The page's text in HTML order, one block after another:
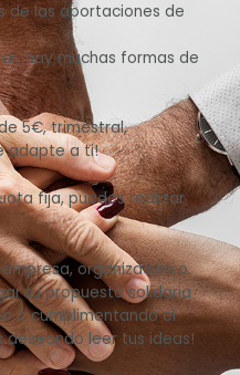
de las aportaciones de
hay muchas formas de
5€, trimestral,
adapte a ti!
fija, puedes realizar
empresa, organización o
tu propuesta solidaria
o cumplimentando el
deseando leer tus ideas!